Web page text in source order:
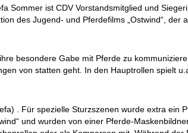
Sommer ist CDV Vorstandsmitglied und
des Jugend- und Pferdefilms „Ostwind“, der
besondere Gabe mit Pferde zu
von statten geht. In den Hauptrollen spielt
. Für spezielle Sturzszenen wurde extra ein
und wurden von einer Pferde-